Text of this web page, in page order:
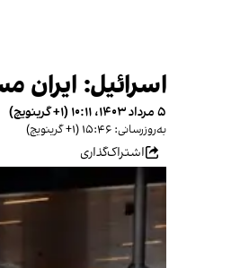
اسرائیل:
۵ مرداد ۱۴۰۳، ۱۰:۱۱ (‎+۱ گرینویچ)
به‌روزرسانی: ۱۵:۴۶ (‎+۱ گرینویچ)
اشتراک‌گذاری